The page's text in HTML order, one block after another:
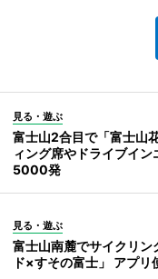
見る・遊ぶ
富士山2合目で「富士山
ィング席やドライブイン
5000発
見る・遊ぶ
富士山南麓でサイクリン
ド×すその富士」 アプリ